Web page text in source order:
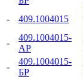
-
409.1004015
-
409.1004015-
АР
-
409.1004015-
БР